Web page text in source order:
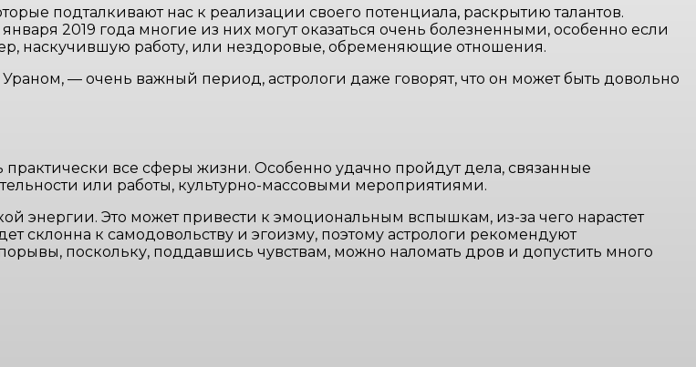
подталкивают нас к реализации своего потенциала, раскрытию талантов.
2019 года многие из них могут оказаться очень болезненными, особенно если
наскучившую работу, или нездоровые, обременяющие отношения.
— очень важный период, астрологи даже говорят, что он может быть довольно
все сферы жизни. Особенно удачно пройдут дела, связанные
или работы, культурно-массовыми мероприятиями.
энергии. Это может привести к эмоциональным вспышкам, из-за чего нарастет
склонна к самодовольству и эгоизму, поэтому астрологи рекомендуют
поскольку, поддавшись чувствам, можно наломать дров и допустить много